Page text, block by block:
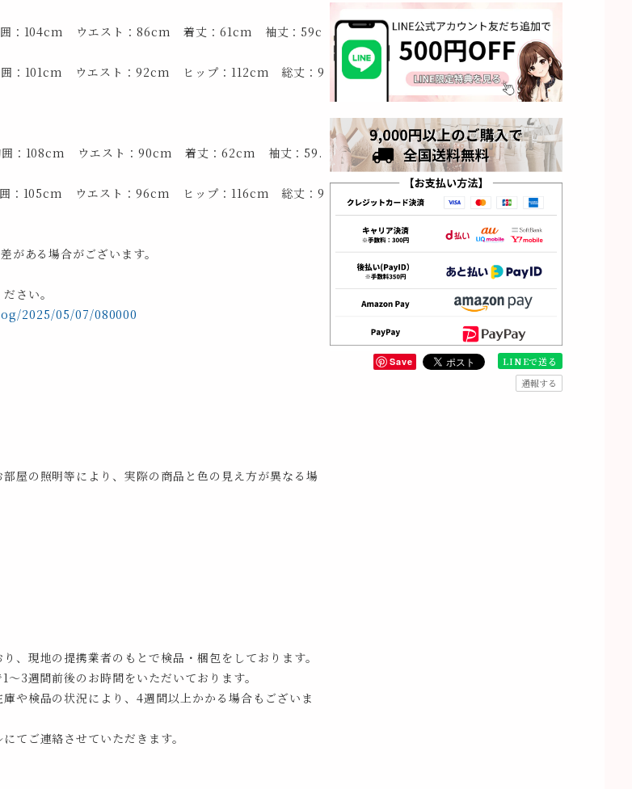
：104cm ウエスト：86cm 着丈：61cm 袖丈：59c
：101cm ウエスト：92cm ヒップ：112cm 総丈：9
：108cm ウエスト：90cm 着丈：62cm 袖丈：59.
：105cm ウエスト：96cm ヒップ：116cm 総丈：9
ある場合がございます。
さい。
2025/05/07/080000
屋の照明等により、実際の商品と色の見え方が異なる場
、現地の提携業者のもとで検品・梱包をしております。
～3週間前後のお時間をいただいております。
や検品の状況により、4週間以上かかる場合もございま
てご連絡させていただきます。
Save
LINEで送る
通報する